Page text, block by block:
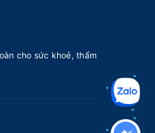
cho sức khoẻ, thẩm